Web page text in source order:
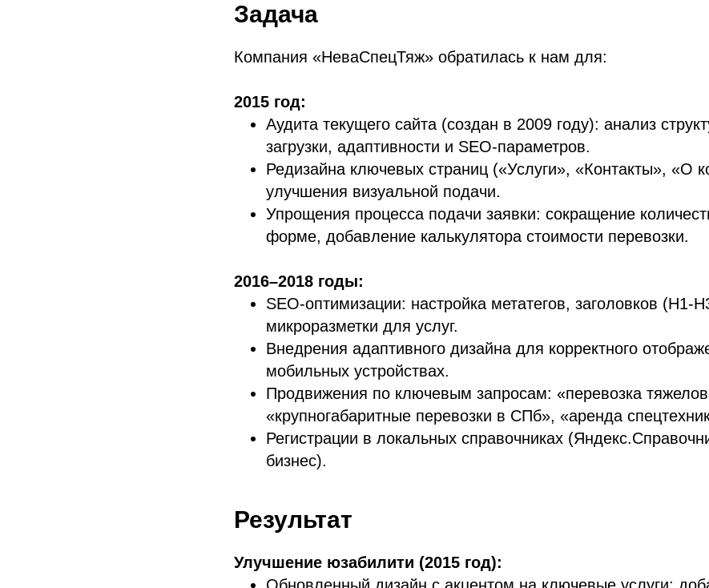
Задача
Компания «НеваСпецТяж» обратилась к нам для:
2015 год:
Аудита текущего сайта (создан в 2009 году): анализ
загрузки, адаптивности и SEO-параметров.
Редизайна ключевых страниц («Услуги», «Контакты», «О
улучшения визуальной подачи.
Упрощения процесса подачи заявки: сокращение
форме, добавление калькулятора стоимости перевозки.
2016–2018 годы:
SEO-оптимизации: настройка метатегов, заголовков (H1-
микроразметки для услуг.
Внедрения адаптивного дизайна для корректного
мобильных устройствах.
Продвижения по ключевым запросам: «перевозка
«крупногабаритные перевозки в СПб», «аренда
Регистрации в локальных справочниках
бизнес).
Результат
Улучшение юзабилити (2015 год):